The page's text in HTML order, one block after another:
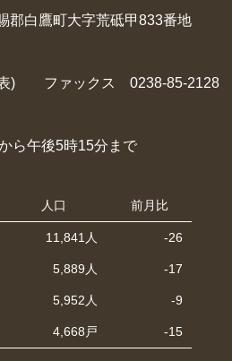
郡白鷹町大字荒砥甲833番地
) ファックス 0238-85-2128
ら午後5時15分まで
人口 前月比
11,841人 -26
5,889人 -17
5,952人 -9
4,668戸 -15